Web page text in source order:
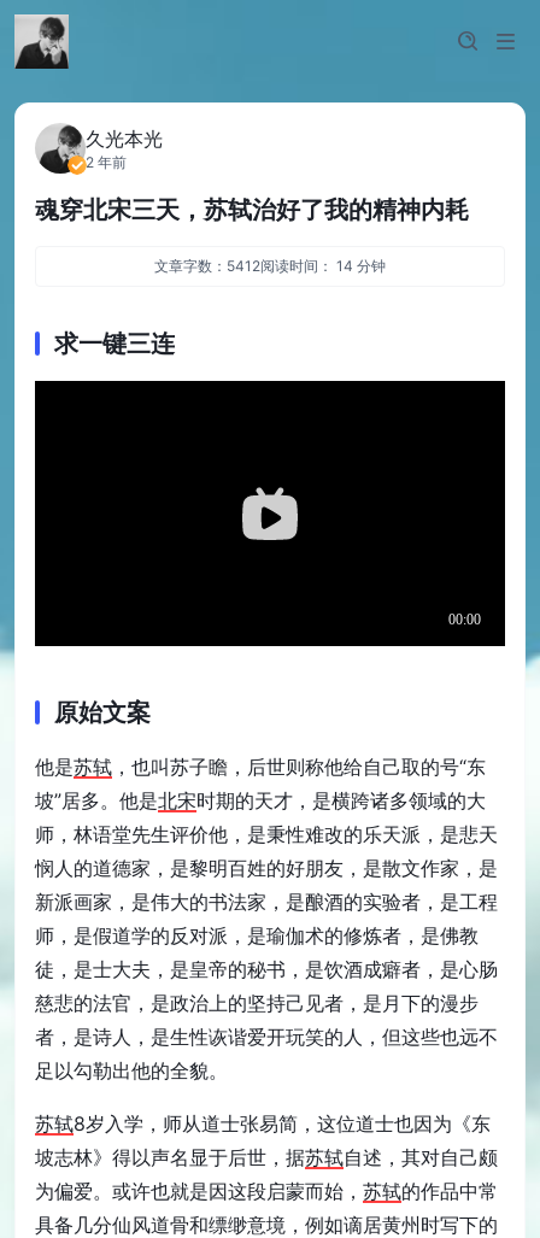
久光本光
2 年前
魂穿北宋三天，苏轼治好了我的精神内耗
文章字数：5412阅读时间： 14 分钟
求一键三连
原始文案
他是苏轼 ，也叫苏子瞻，后世则称他给自己取的号“东
坡”居多。他是北宋时期的天才，是横跨诸多领域的大
师，林语堂先生评价他，是秉性难改的乐天派，是悲天
悯人的道德家，是黎明百姓的好朋友，是散文作家，是
新派画家，是伟大的书法家，是酿酒的实验者，是工程
师，是假道学的反对派，是瑜伽术的修炼者，是佛教
徒，是士大夫，是皇帝的秘书，是饮酒成癖者，是心肠
慈悲的法官，是政治上的坚持己见者，是月下的漫步
者，是诗人，是生性诙谐爱开玩笑的人，但这些也远不
足以勾勒出他的全貌。
苏轼8岁入学，师从道士张易简，这位道士也因为《东
坡志林》得以声名显于后世，据苏轼自述，其对自己颇
为偏爱。或许也就是因这段启蒙而始， 苏轼的作品中常
具备几分仙风道骨和缥缈意境，例如谪居黄州时写下的